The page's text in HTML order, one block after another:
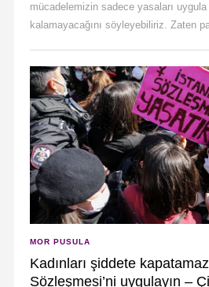
mücadelemizin sadece yasaları uygula
kalamayacağını söyleyebiliriz. Zaten
MOR PUSULA
Kadınları şiddete
Sözleşmesi’ni uygulayın –